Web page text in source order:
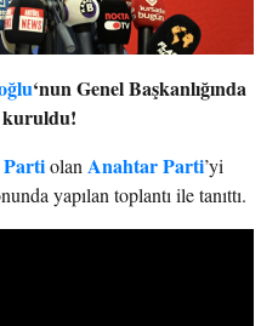
‘nun Genel Başkanlığında
olan Anahtar Parti’yi
yapılan toplantı ile tanıttı.